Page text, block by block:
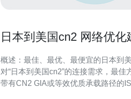
日本到美国cn2 网络优化
概述：最佳、最优、最便宜的日本到
对“日本到美国cn2”的连接需求，最佳
带有CN2 GIA或等效优质承载路径的